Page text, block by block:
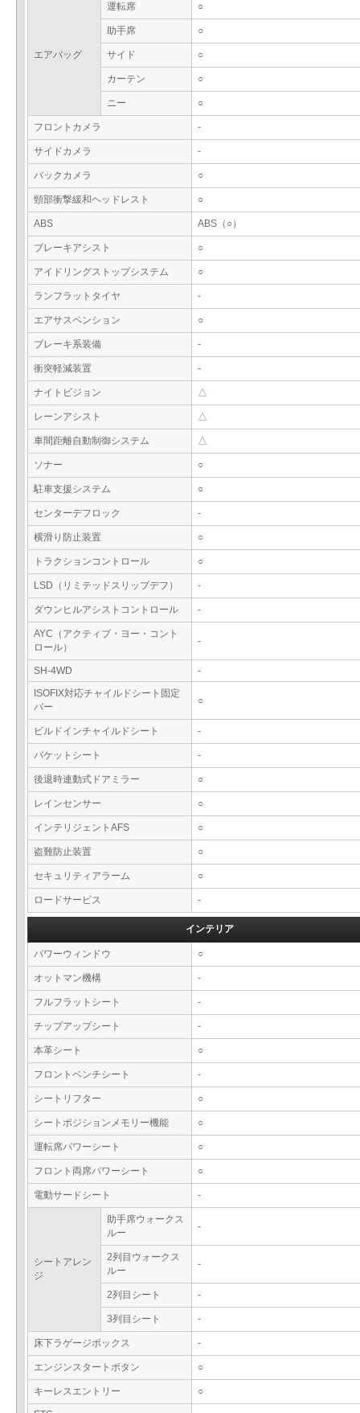
エアバッグ
運転席 ○
助手席 ○
サイド ○
カーテン ○
ニー ○
フロントカメラ -
サイドカメラ -
バックカメラ ○
頸部衝撃緩和ヘッドレスト ○
ABS ABS（○）
ブレーキアシスト ○
アイドリングストップシステム ○
ランフラットタイヤ -
エアサスペンション ○
ブレーキ系装備 -
衝突軽減装置 -
ナイトビジョン △
レーンアシスト △
車間距離自動制御システム △
ソナー ○
駐車支援システム ○
センターデフロック -
横滑り防止装置 ○
トラクションコントロール ○
LSD（リミテッドスリップデフ） -
ダウンヒルアシストコントロール -
AYC（アクティブ・ヨー・コント
ロール）
-
SH-4WD
-
ISOFIX対応チャイルドシート固定
バー
○
ビルドインチャイルドシート -
バケットシート -
後退時連動式ドアミラー ○
レインセンサー ○
インテリジェントAFS ○
盗難防止装置 ○
セキュリティアラーム ○
ロードサービス -
インテリア
パワーウィンドウ ○
オットマン機構 -
フルフラットシート -
チップアップシート -
本革シート ○
フロントベンチシート -
シートリフター ○
シートポジションメモリー機能 ○
運転席パワーシート ○
フロント両席パワーシート ○
電動サードシート -
シートアレン
ジ
助手席ウォークス
ルー
-
2列目ウォークス
ルー
-
2列目シート -
3列目シート -
床下ラゲージボックス -
エンジンスタートボタン ○
キーレスエントリー ○